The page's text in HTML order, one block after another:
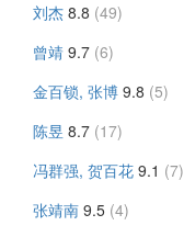
刘杰 8.8 (49)
曾靖 9.7 (6)
金百锁, 张博 9.8 (5)
陈昱 8.7 (17)
冯群强, 贺百花 9.1 (7)
张靖南 9.5 (4)